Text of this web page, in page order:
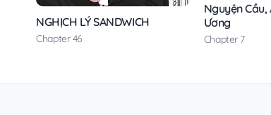
NGHỊCH LÝ SANDWICH
Chapter 46
Nguyện Cầu,
Ương
Chapter 7